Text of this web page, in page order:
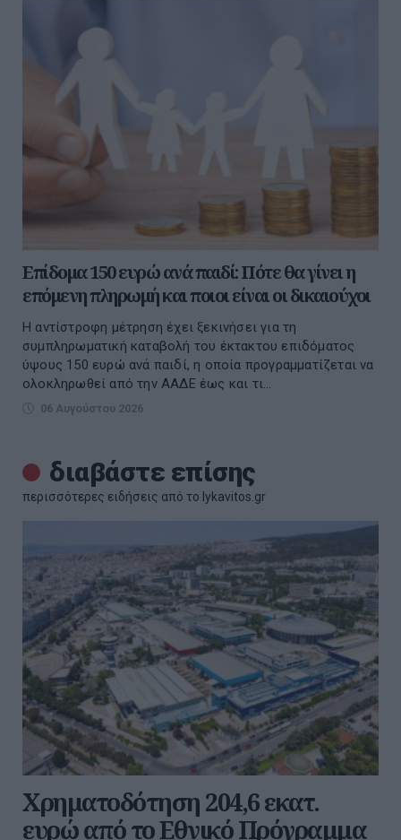
Επίδομα 150 ευρώ ανά παιδί: Πότε θα γίνει η
επόμενη πληρωμή και ποιοι είναι οι δικαιούχοι
Η αντίστροφη μέτρηση έχει ξεκινήσει για τη
συμπληρωματική καταβολή του έκτακτου επιδόματος
ύψους 150 ευρώ ανά παιδί, η οποία προγραμματίζεται να
ολοκληρωθεί από την ΑΑΔΕ έως και τι...
06 Αυγούστου 2026
διαβάστε επίσης
περισσότερες ειδήσεις από το lykavitos.gr
Χρηματοδότηση 204,6 εκατ.
ευρώ από το Εθνικό Πρόγραμμα